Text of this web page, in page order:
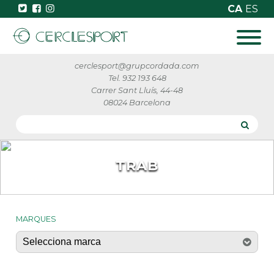
CA ES
cerclesport@grupcordada.com
Tel. 932 193 648
Carrer Sant Lluís, 44-48
08024 Barcelona
TRAB
MARQUES